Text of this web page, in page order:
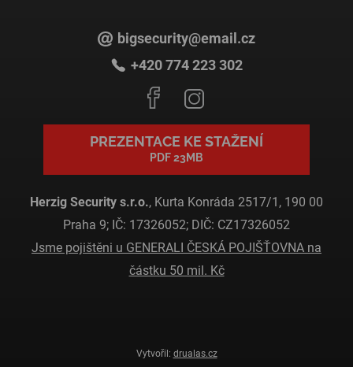
bigsecurity@email.cz
+420 774 223 302
PREZENTACE KE STAŽENÍ
PDF 23MB
Herzig Security s.r.o., Kurta Konráda 2517/1, 190 00
Praha 9; IČ: 17326052; DIČ: CZ17326052
Jsme pojištěni u GENERALI ČESKÁ POJIŠŤOVNA na
částku 50 mil. Kč
Vytvořil: drualas.cz